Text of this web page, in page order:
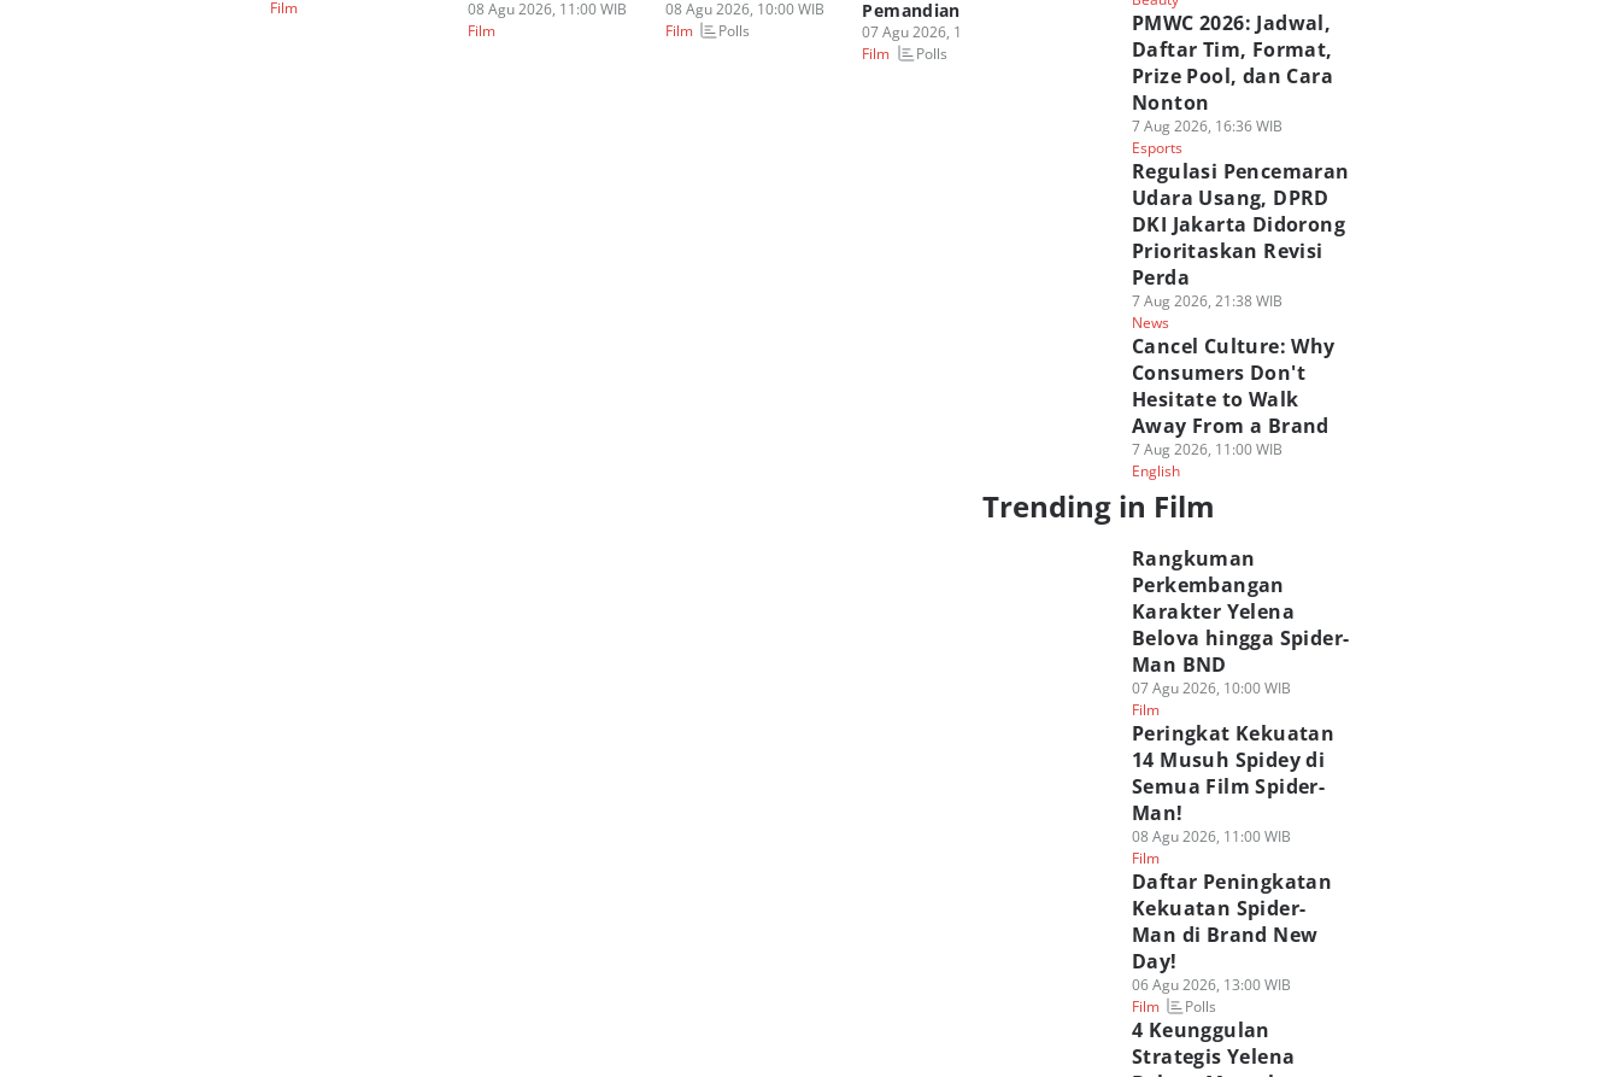
Film
08 Agu 2026, 11:00 WIB
Film
08 Agu 2026, 10:00 WIB
Film
Polls
Pemandian
07 Agu 2026, 14:00 WIB
Film
Polls
07 Agu 2026, 12:00 WIB
Polls
Film
PMWC 2026: Jadwal,
Daftar Tim, Format,
Prize Pool, dan Cara
Nonton
7 Aug 2026, 16:36 WIB
Esports
Regulasi Pencemaran
Udara Usang, DPRD
DKI Jakarta Didorong
Prioritaskan Revisi
Perda
7 Aug 2026, 21:38 WIB
News
Cancel Culture: Why
Consumers Don't
Hesitate to Walk
Away From a Brand
7 Aug 2026, 11:00 WIB
English
Trending in Film
Rangkuman
Perkembangan
Karakter Yelena
Belova hingga Spider-
Man BND
07 Agu 2026, 10:00 WIB
Film
Peringkat Kekuatan
14 Musuh Spidey di
Semua Film Spider-
Man!
08 Agu 2026, 11:00 WIB
Film
Daftar Peningkatan
Kekuatan Spider-
Man di Brand New
Day!
06 Agu 2026, 13:00 WIB
Film
Polls
4 Keunggulan
Strategis Yelena